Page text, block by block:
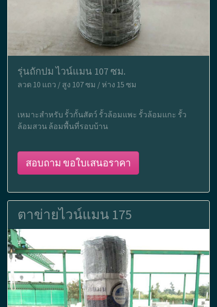
รุ่นถักปม ไวน์แมน 107 ซม.
ลวด 10 แถว / สูง 107 ซม / ห่าง 15 ซม
เหมาะสำหรับ รั้วกั้นสัตว์ รั้วล้อมแพะ รั้วล้อมแกะ รั้ว
ล้อมสวน ล้อมพื้นที่รอบบ้าน
สอบถาม ขอใบเสนอราคา
ตาข่ายไวน์แมน 175